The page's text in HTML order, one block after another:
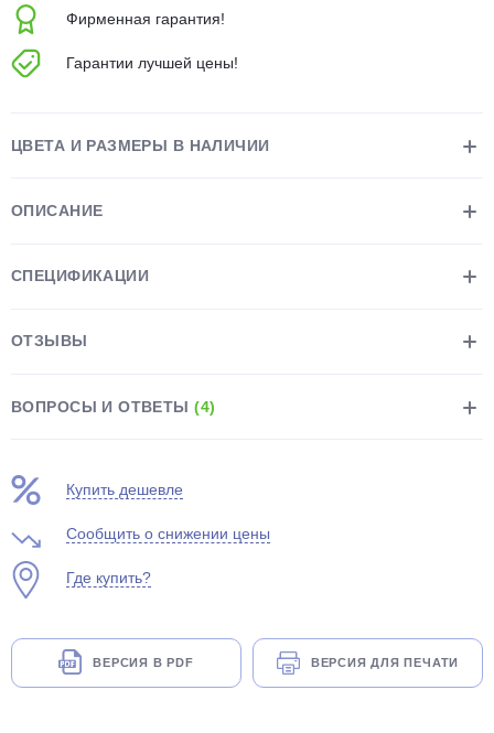
Фирменная гарантия!
Гарантии лучшей цены!
ЦВЕТА И РАЗМЕРЫ В НАЛИЧИИ
ОПИСАНИЕ
СПЕЦИФИКАЦИИ
ОТЗЫВЫ
ВОПРОСЫ И ОТВЕТЫ(4)
Купить дешевле
Сообщить о снижении цены
Где купить?
ВЕРСИЯ В PDF ВЕРСИЯ ДЛЯ ПЕЧАТИ